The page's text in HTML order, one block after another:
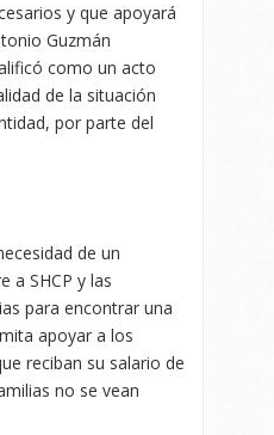
y que apoyará
Guzmán
como un acto
de la situación
por parte del
de un
a SHCP y las
para encontrar una
apoyar a los
reciban su salario de
no se vean